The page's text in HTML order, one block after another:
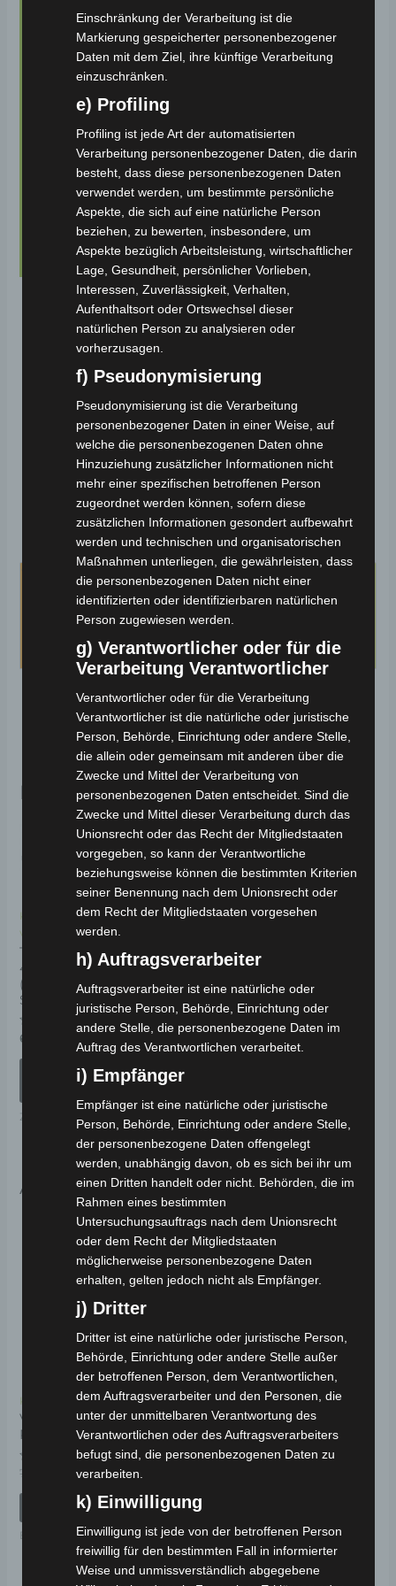
Für weitere Informationen und um
unser Elektromobil in Aktion zu erleben,
kontaktieren Sie uns bitte oder
helfen Ihnen gerne dabei, die perfekte
Mobilitätslösung für Ihre Bedürfnisse zu
finden.
JETZT ANFRAGEN
Das könnte dir auch gefallen …
Kostenloser
Versand
Topcase Universal
48 Liter
(Schnellmontage-
System)
Bewertet
mit
0
69,00
IN DEN
WARENKORB
Zubehör
Kostenloser
Versand
Topcase Universal
29 Liter
(Schnellmontage-
System)
Bewertet
mit
von
5
49,00€
IN DEN
WARENKORB
TOP-CASE
Ähnliche Produkte
Angebot!
Kostenloser Versand
Angebot!
VOLTA VSM ELEKTRO-
ROLLER 25 KM/H
Bewertet
0
799,00
Ursprünglicher
Preis
war:
799,00 €
719,00€
Aktueller
Preis
ist:
719,00 €.
*
IN DEN WARENKORB
Elektro-Fahrzeuge
Angebot!
Kostenloser Versand
Angebot!
VOLTA VSX ELEKTRO-
ROLLER 25 KM/H
Ursprünglicher
war:
1.190,00 €
Aktueller
Elektro-Fahrzeuge
Einschränkung der Verarbeitung ist die
Markierung gespeicherter personenbezogener
Daten mit dem Ziel, ihre künftige Verarbeitung
einzuschränken.
e) Profiling
Profiling ist jede Art der automatisierten
Verarbeitung personenbezogener Daten, die darin
besteht, dass diese personenbezogenen Daten
verwendet werden, um bestimmte persönliche
Aspekte, die sich auf eine natürliche Person
beziehen, zu bewerten, insbesondere, um
Aspekte bezüglich Arbeitsleistung, wirtschaftlicher
Lage, Gesundheit, persönlicher Vorlieben,
Interessen, Zuverlässigkeit, Verhalten,
Aufenthaltsort oder Ortswechsel dieser
natürlichen Person zu analysieren oder
vorherzusagen.
f) Pseudonymisierung
Pseudonymisierung ist die Verarbeitung
personenbezogener Daten in einer Weise, auf
welche die personenbezogenen Daten ohne
Hinzuziehung zusätzlicher Informationen nicht
mehr einer spezifischen betroffenen Person
zugeordnet werden können, sofern diese
zusätzlichen Informationen gesondert aufbewahrt
werden und technischen und organisatorischen
Maßnahmen unterliegen, die gewährleisten, dass
die personenbezogenen Daten nicht einer
identifizierten oder identifizierbaren natürlichen
Person zugewiesen werden.
g) Verantwortlicher oder für die
Verarbeitung Verantwortlicher
Verantwortlicher oder für die Verarbeitung
Verantwortlicher ist die natürliche oder juristische
Person, Behörde, Einrichtung oder andere Stelle,
die allein oder gemeinsam mit anderen über die
Zwecke und Mittel der Verarbeitung von
personenbezogenen Daten entscheidet. Sind die
Zwecke und Mittel dieser Verarbeitung durch das
Unionsrecht oder das Recht der Mitgliedstaaten
vorgegeben, so kann der Verantwortliche
beziehungsweise können die bestimmten Kriterien
seiner Benennung nach dem Unionsrecht oder
dem Recht der Mitgliedstaaten vorgesehen
werden.
h) Auftragsverarbeiter
Auftragsverarbeiter ist eine natürliche oder
juristische Person, Behörde, Einrichtung oder
andere Stelle, die personenbezogene Daten im
Auftrag des Verantwortlichen verarbeitet.
i) Empfänger
Empfänger ist eine natürliche oder juristische
Person, Behörde, Einrichtung oder andere Stelle,
der personenbezogene Daten offengelegt
werden, unabhängig davon, ob es sich bei ihr um
einen Dritten handelt oder nicht. Behörden, die im
Rahmen eines bestimmten
Untersuchungsauftrags nach dem Unionsrecht
oder dem Recht der Mitgliedstaaten
möglicherweise personenbezogene Daten
erhalten, gelten jedoch nicht als Empfänger.
j) Dritter
Dritter ist eine natürliche oder juristische Person,
Behörde, Einrichtung oder andere Stelle außer
der betroffenen Person, dem Verantwortlichen,
dem Auftragsverarbeiter und den Personen, die
unter der unmittelbaren Verantwortung des
Verantwortlichen oder des Auftragsverarbeiters
befugt sind, die personenbezogenen Daten zu
verarbeiten.
k) Einwilligung
Einwilligung ist jede von der betroffenen Person
freiwillig für den bestimmten Fall in informierter
Weise und unmissverständlich abgegebene